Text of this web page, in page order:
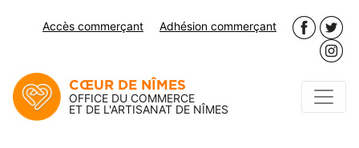
Accès commerçant Adhésion commerçant
CŒUR DE NÎMES
OFFICE DU COMMERCE
ET DE L'ARTISANAT DE NÎMES